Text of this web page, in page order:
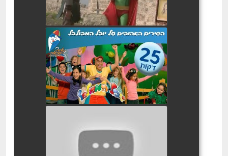
יובל המבולבל : שירי הילדות
האהובים
watch video
בהופ! 2